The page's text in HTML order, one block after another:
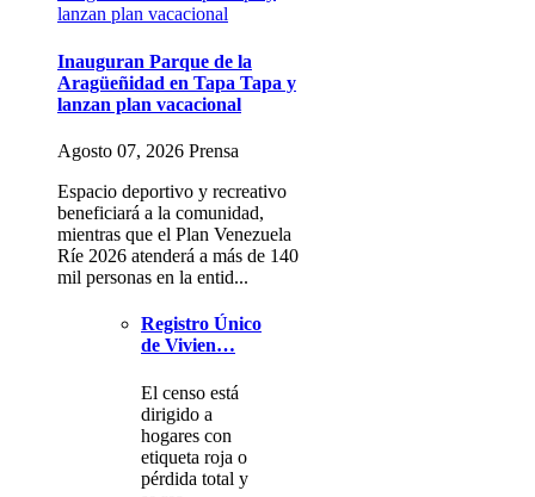
Inauguran Parque de la
Aragüeñidad en Tapa Tapa y
lanzan plan vacacional
Agosto 07, 2026 Prensa
Espacio deportivo y recreativo
beneficiará a la comunidad,
mientras que el Plan Venezuela
Ríe 2026 atenderá a más de 140
mil personas en la entid...
Registro Único
de Vivien…
El censo está
dirigido a
hogares con
etiqueta roja o
pérdida total y